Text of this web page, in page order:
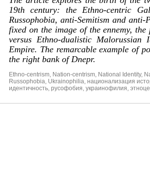
19th century: the Ethno-centric
Russophobia, anti-Semitism and
fixed on the image of the ennemy,
versus Ethno-dualistic Malorussian
Empire. The remarcable example of
the right bank of Dnepr.
Ethno-centrism Nation-centrism National Identity,
Russophobia Ukrainophilia национализация
идентичность русофобия украинофилия